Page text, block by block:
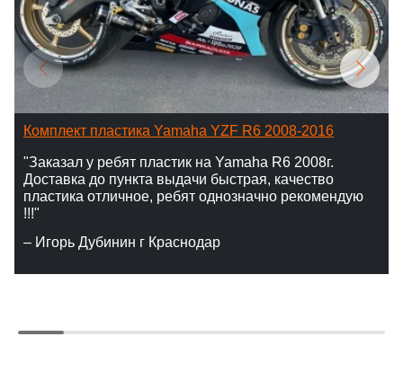
Комплект пластика Yamaha YZF R6 2008-2016
"Заказал у ребят пластик на Yamaha R6 2008г.
Доставка до пункта выдачи быстрая, качество
пластика отличное, ребят однозначно рекомендую
!!!"
– Игорь Дубинин г Краснодар